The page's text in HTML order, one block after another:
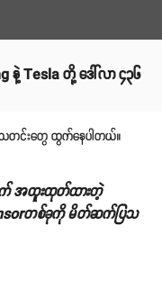
Tesla တို့ ဒေါ်လာ ၄၃၆
တင်းတွေ ထွက်နေပါတယ်။
က် အထူးထုတ်ထားတဲ့
တစ်ခုကို မိတ်ဆက်ပြသ